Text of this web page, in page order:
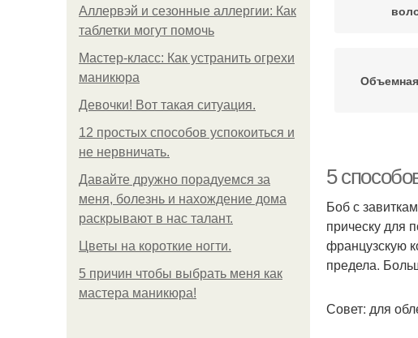
Аллервэй и сезонные аллергии: Как
таблетки могут помочь
Мастер-класс: Как устранить огрехи
маникюра
Девочки! Вот такая ситуация.
12 простых способов успокоиться и
не нервничать.
Давайте дружно порадуемся за
меня, болезнь и нахождение дома
раскрывают в нас талант.
Цветы на короткие ногти.
5 причин чтобы выбрать меня как
мастера маникюра!
5
Боб с
прическу для
французскую
предела.
Совет: для